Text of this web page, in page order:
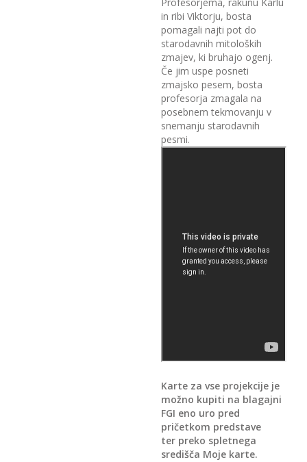
in ribi Viktorju, bosta
pomagali najti pot do
starodavnih mitoloških
zmajev, ki bruhajo ogenj.
Če jim uspe posneti
zmajsko pesem, bosta
profesorja zmagala na
posebnem tekmovanju v
snemanju starodavnih
pesmi.
Karte za vse projekcije je
možno kupiti na blagajni
FGI eno uro pred
pričetkom predstave
ter preko spletnega
središča Moje karte.